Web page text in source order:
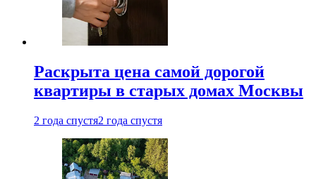
Раскрыта цена самой дорогой
квартиры в старых домах Москвы
2 года спустя2 года спустя